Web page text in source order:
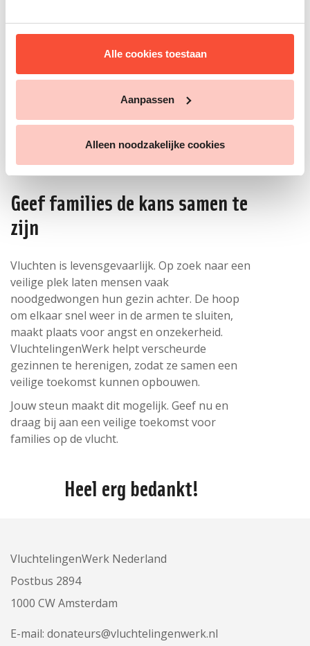
Alle cookies toestaan
Aanpassen
Alleen noodzakelijke cookies
Ik doneer eenmalig 50
niet verplicht. Als je dat invult kan je een keer per jaar gebeld
worden met de vraag om financieel bij te dragen.
VluchtelingenWerk Nederland gaat zorgvuldig om met je
Geef families de kans samen te
zijn
Vluchten is levensgevaarlijk. Op zoek naar een
veilige plek laten mensen vaak
noodgedwongen hun gezin achter. De hoop
om elkaar snel weer in de armen te sluiten,
maakt plaats voor angst en onzekerheid.
VluchtelingenWerk helpt verscheurde
gezinnen te herenigen, zodat ze samen een
veilige toekomst kunnen opbouwen.
Jouw steun maakt dit mogelijk. Geef nu en
draag bij aan een veilige toekomst voor
families op de vlucht.
Heel erg bedankt!
VluchtelingenWerk Nederland
Postbus 2894
1000 CW Amsterdam
E-mail: donateurs@vluchtelingenwerk.nl